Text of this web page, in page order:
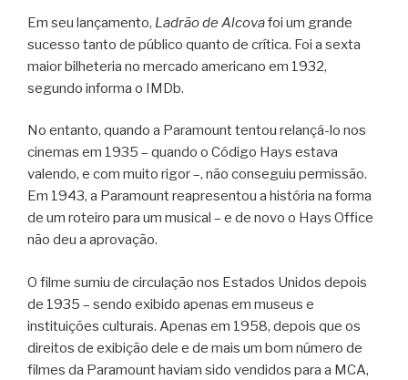
Em seu lançamento, Ladrão de Alcovafoi um grande
sucesso tanto de público quanto de crítica. Foi a sexta
maior bilheteria no mercado americano em 1932,
segundo informa o IMDb.
No entanto, quando a Paramount tentou relançá-lo nos
cinemas em 1935 – quando o Código Hays estava
valendo, e com muito rigor –, não conseguiu permissão.
Em 1943, a Paramount reapresentou a história na forma
de um roteiro para um musical – e de novo o Hays Office
não deu a aprovação.
O filme sumiu de circulação nos Estados Unidos depois
de 1935 – sendo exibido apenas em museus e
instituições culturais. Apenas em 1958, depois que os
direitos de exibição dele e de mais um bom número de
filmes da Paramount haviam sido vendidos para a MCA,